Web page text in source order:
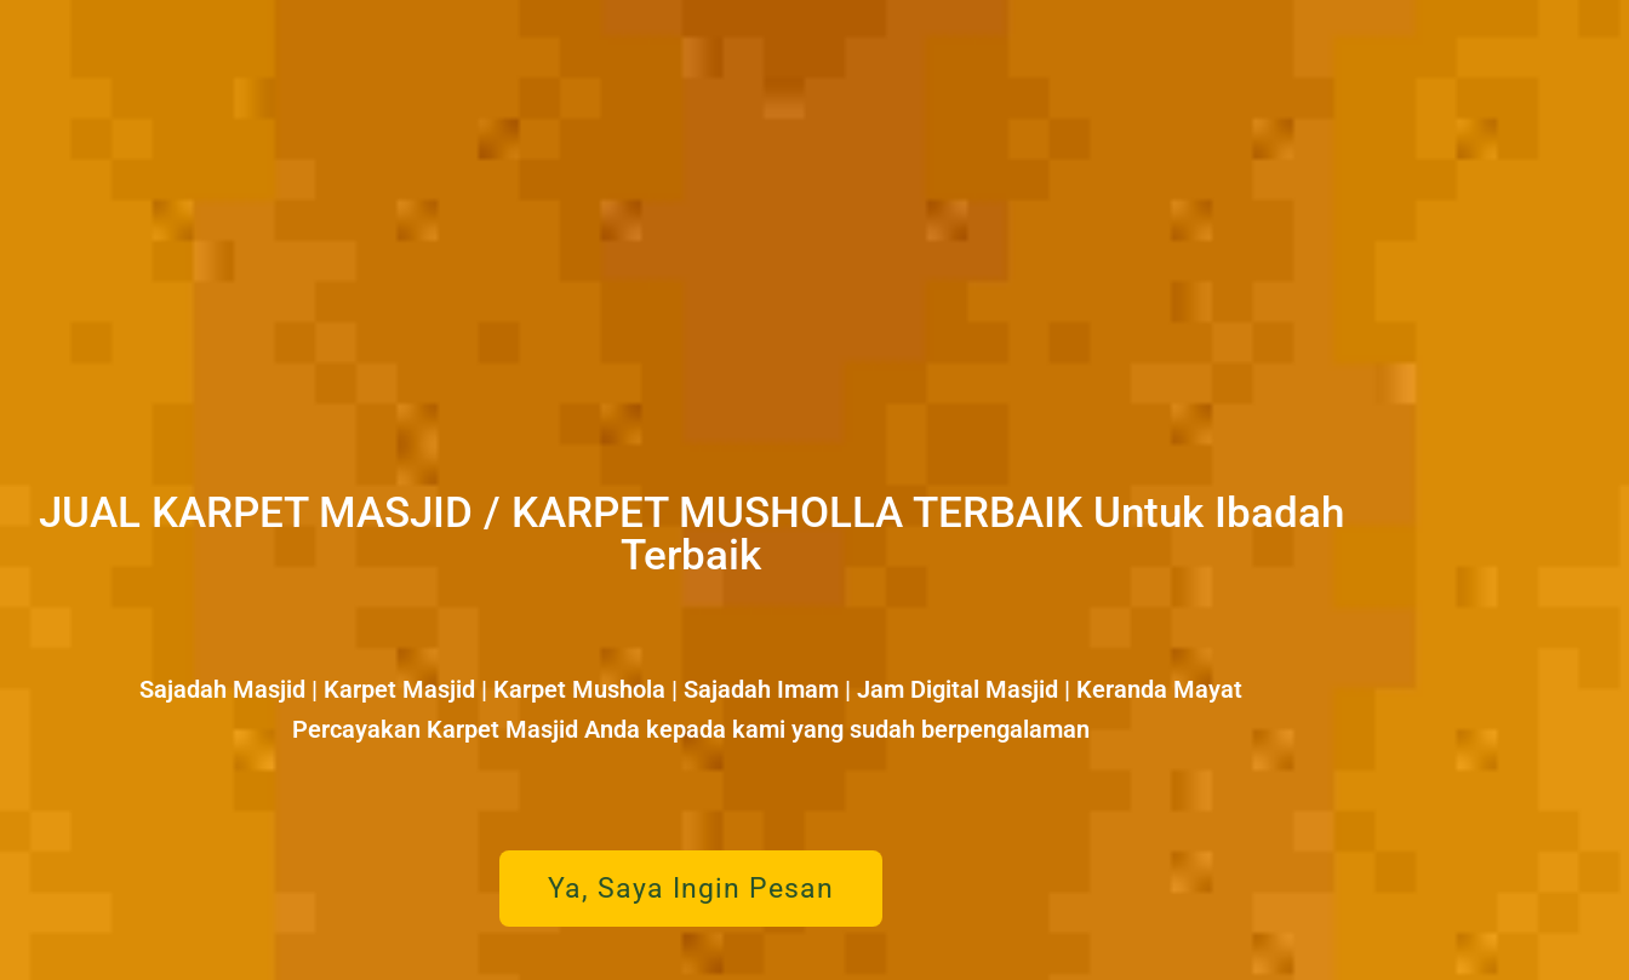
JUAL KARPET MASJID / KARPET MUSHOLLA TERBAIK Untuk Ibadah
Terbaik
Sajadah Masjid | Karpet Masjid | Karpet Mushola | Sajadah Imam | Jam Digital Masjid | Keranda Mayat
Percayakan Karpet Masjid Anda kepada kami yang sudah berpengalaman
Ya, Saya Ingin Pesan